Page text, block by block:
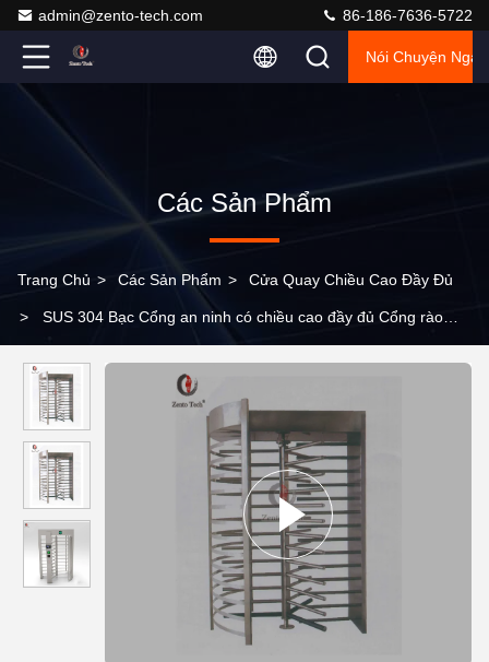
admin@zento-tech.com 86-186-7636-5722
Nói Chuyện Ngay.
Các Sản Phẩm
Trang Chủ > Các Sản Phẩm > Cửa Quay Chiều Cao Đầy Đủ
> SUS 304 Bạc Cổng an ninh có chiều cao đầy đủ Cổng rào